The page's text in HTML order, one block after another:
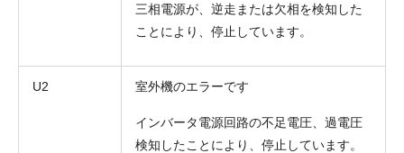
三相電源が、逆走または欠相を検知した
ことにより、停止しています。
U2 室外機のエラーです
インバータ電源回路の不足電圧、過電圧
検知したことにより、停止しています。